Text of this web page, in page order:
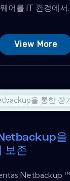
어를 IT 환경에서...
View More
을
보존
Netbackup